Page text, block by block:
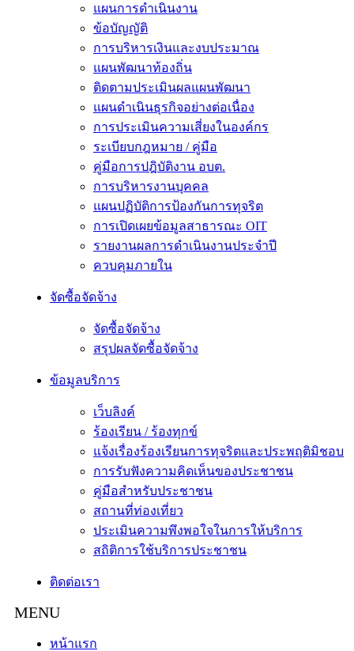
แผนการดำเนินงาน
ข้อบัญญัติ
การบริหารเงินและงบประมาณ
แผนพัฒนาท้องถิ่น
ติดตามประเมินผลแผนพัฒนา
แผนดำเนินธุรกิจอย่างต่อเนื่อง
การประเมินความเสี่ยงในองค์กร
ระเบียบกฎหมาย / คู่มือ
คู่มือการปฎิบัติงาน อบต.
การบริหารงานบุคคล
แผนปฏิบัติการป้องกันการทุจริต
การเปิดเผยข้อมูลสาธารณะ OIT
รายงานผลการดำเนินงานประจำปี
ควบคุมภายใน
จัดซื้อจัดจ้าง
จัดซื้อจัดจ้าง
สรุปผลจัดซื้อจัดจ้าง
ข้อมูลบริการ
เว็บลิงค์
ร้องเรียน / ร้องทุกข์
แจ้งเรื่องร้องเรียนการทุจริตและประพฤติมิชอบ
การรับฟังความคิดเห็นของประชาชน
คู่มือสำหรับประชาชน
สถานที่ท่องเที่ยว
ประเมินความพึงพอใจในการให้บริการ
สถิติการใช้บริการประชาชน
ติดต่อเรา
หน้าแรก